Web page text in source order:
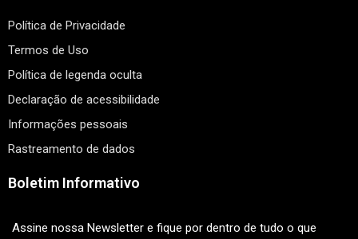
Política de Privacidade
Termos de Uso
Política de legenda oculta
Declaração de acessibilidade
Informações pessoais
Rastreamento de dados
Boletim Informativo
Assine nossa Newsletter e fique por dentro de tudo o que